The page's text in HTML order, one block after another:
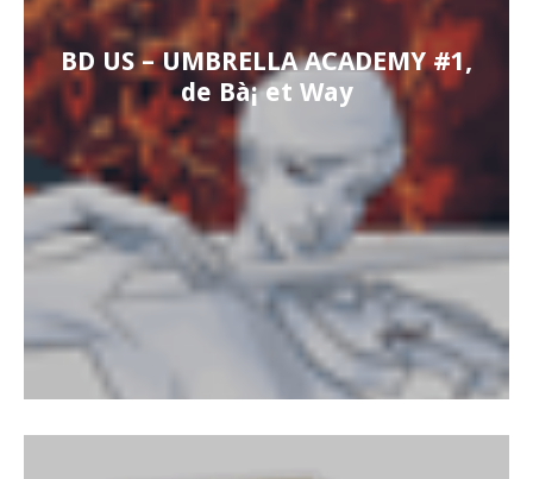
BD US – UMBRELLA ACADEMY #1,
de Bà¡ et Way